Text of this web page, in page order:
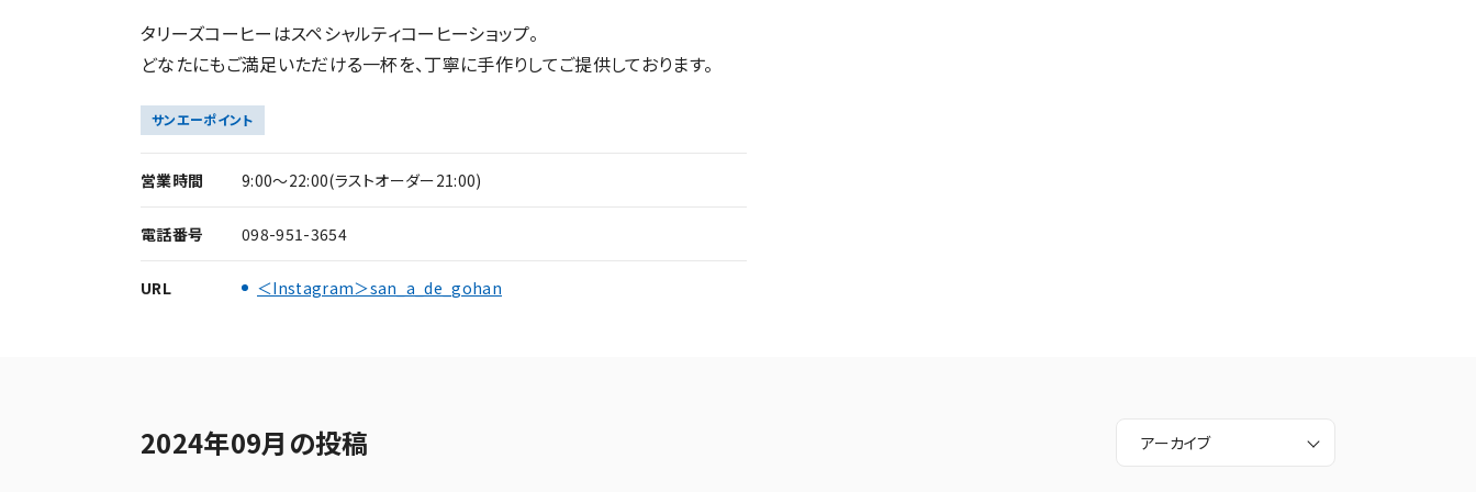
タリーズコーヒーはスペシャルティコーヒーショップ。
どなたにもご満足いただける一杯を、丁寧に手作りしてご提供しております。
サンエーポイント
営業時間 9:00～22:00(ラストオーダー21:00)
電話番号 098-951-3654
URL ＜Instagram＞san_a_de_gohan
2024年09月の投稿 アーカイブ